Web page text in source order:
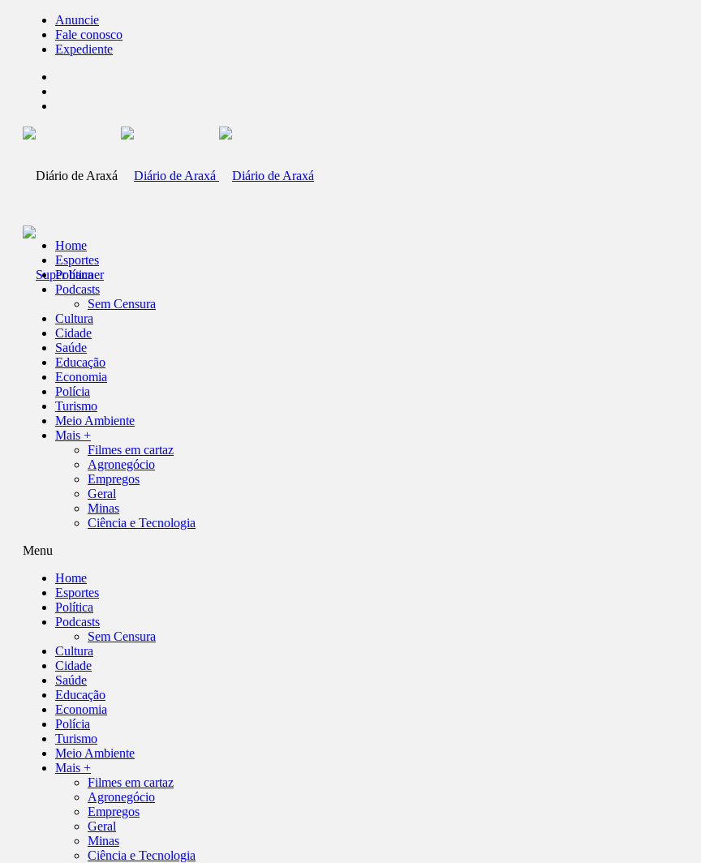
Anuncie
Fale conosco
Expediente
Home
Esportes
Política
Podcasts
Sem Censura
Cultura
Cidade
Saúde
Educação
Economia
Polícia
Turismo
Meio Ambiente
Mais +
Filmes em cartaz
Agronegócio
Empregos
Geral
Minas
Ciência e Tecnologia
Menu
Home
Esportes
Política
Podcasts
Sem Censura
Cultura
Cidade
Saúde
Educação
Economia
Polícia
Turismo
Meio Ambiente
Mais +
Filmes em cartaz
Agronegócio
Empregos
Geral
Minas
Ciência e Tecnologia